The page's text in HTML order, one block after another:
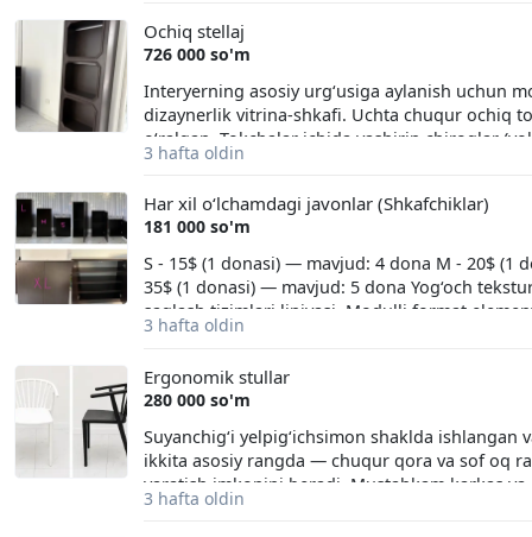
Ochiq stellaj
726 000 so'm
Interyerning asosiy urg‘usiga aylanish uchun
dizaynerlik vitrina-shkafi. Uchta chuqur ochiq
o‘ralgan. Tokchalar ichida yashirin chiroqlar
stellajni premium darajadagi kosmetika,
3 hafta oldin
Har xil o‘lchamdagi javonlar (Shkafchiklar)
181 000 so'm
S - 15$ (1 donasi) — mavjud: 4 dona M - 20$ (1
35$ (1 donasi) — mavjud: 5 dona Yog‘och
saqlash tizimlari liniyasi. Modulli format
konfiguratsiyani yaratish imkonini beradi.
texnikalarni o‘rnatish uchun qulay qiladi. M va
buyumlar yoki xomashyolarni tartibli
gorizontal polkalarga ega bo‘lgan katta ikki
qutilar yoki yirik inventarlarni saqlash uchun
3 hafta oldin
Ergonomik stullar
280 000 so'm
Suyanchig‘i yelpig‘ichsimon shaklda
ikkita asosiy rangda — chuqur qora va sof oq
yaratish imkonini beradi. Mustahkam karkas
mehmonxona, qahvaxona yoki go‘zallik
3 hafta oldin